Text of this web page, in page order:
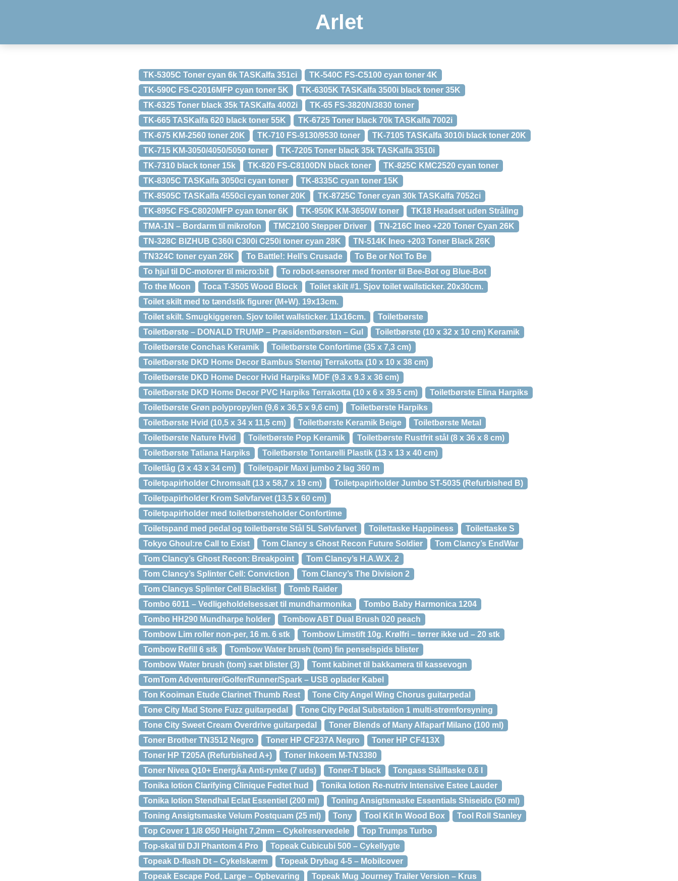
Arlet
TK-5305C Toner cyan 6k TASKalfa 351ci
TK-540C FS-C5100 cyan toner 4K
TK-590C FS-C2016MFP cyan toner 5K
TK-6305K TASKalfa 3500i black toner 35K
TK-6325 Toner black 35k TASKalfa 4002i
TK-65 FS-3820N/3830 toner
TK-665 TASKalfa 620 black toner 55K
TK-6725 Toner black 70k TASKalfa 7002i
TK-675 KM-2560 toner 20K
TK-710 FS-9130/9530 toner
TK-7105 TASKalfa 3010i black toner 20K
TK-715 KM-3050/4050/5050 toner
TK-7205 Toner black 35k TASKalfa 3510i
TK-7310 black toner 15k
TK-820 FS-C8100DN black toner
TK-825C KMC2520 cyan toner
TK-8305C TASKalfa 3050ci cyan toner
TK-8335C cyan toner 15K
TK-8505C TASKalfa 4550ci cyan toner 20K
TK-8725C Toner cyan 30k TASKalfa 7052ci
TK-895C FS-C8020MFP cyan toner 6K
TK-950K KM-3650W toner
TK18 Headset uden Stråling
TMA-1N – Bordarm til mikrofon
TMC2100 Stepper Driver
TN-216C Ineo +220 Toner Cyan 26K
TN-328C BIZHUB C360i C300i C250i toner cyan 28K
TN-514K Ineo +203 Toner Black 26K
TN324C toner cyan 26K
To Battle!: Hell’s Crusade
To Be or Not To Be
To hjul til DC-motorer til micro:bit
To robot-sensorer med fronter til Bee-Bot og Blue-Bot
To the Moon
Toca T-3505 Wood Block
Toilet skilt #1. Sjov toilet wallsticker. 20x30cm.
Toilet skilt med to tændstik figurer (M+W). 19x13cm.
Toilet skilt. Smugkiggeren. Sjov toilet wallsticker. 11x16cm.
Toiletbørste
Toiletbørste – DONALD TRUMP – Præsidentbørsten – Gul
Toiletbørste (10 x 32 x 10 cm) Keramik
Toiletbørste Conchas Keramik
Toiletbørste Confortime (35 x 7,3 cm)
Toiletbørste DKD Home Decor Bambus Stentøj Terrakotta (10 x 10 x 38 cm)
Toiletbørste DKD Home Decor Hvid Harpiks MDF (9.3 x 9.3 x 36 cm)
Toiletbørste DKD Home Decor PVC Harpiks Terrakotta (10 x 6 x 39.5 cm)
Toiletbørste Elina Harpiks
Toiletbørste Grøn polypropylen (9,6 x 36,5 x 9,6 cm)
Toiletbørste Harpiks
Toiletbørste Hvid (10,5 x 34 x 11,5 cm)
Toiletbørste Keramik Beige
Toiletbørste Metal
Toiletbørste Nature Hvid
Toiletbørste Pop Keramik
Toiletbørste Rustfrit stål (8 x 36 x 8 cm)
Toiletbørste Tatiana Harpiks
Toiletbørste Tontarelli Plastik (13 x 13 x 40 cm)
Toiletlåg (3 x 43 x 34 cm)
Toiletpapir Maxi jumbo 2 lag 360 m
Toiletpapirholder Chromsalt (13 x 58,7 x 19 cm)
Toiletpapirholder Jumbo ST-5035 (Refurbished B)
Toiletpapirholder Krom Sølvfarvet (13,5 x 60 cm)
Toiletpapirholder med toiletbørsteholder Confortime
Toiletspand med pedal og toiletbørste Stål 5L Sølvfarvet
Toilettaske Happiness
Toilettaske S
Tokyo Ghoul:re Call to Exist
Tom Clancy s Ghost Recon Future Soldier
Tom Clancy’s EndWar
Tom Clancy’s Ghost Recon: Breakpoint
Tom Clancy’s H.A.W.X. 2
Tom Clancy’s Splinter Cell: Conviction
Tom Clancy’s The Division 2
Tom Clancys Splinter Cell Blacklist
Tomb Raider
Tombo 6011 – Vedligeholdelsessæt til mundharmonika
Tombo Baby Harmonica 1204
Tombo HH290 Mundharpe holder
Tombow ABT Dual Brush 020 peach
Tombow Lim roller non-per, 16 m. 6 stk
Tombow Limstift 10g. Krølfri – tørrer ikke ud – 20 stk
Tombow Refill 6 stk
Tombow Water brush (tom) fin penselspids blister
Tombow Water brush (tom) sæt blister (3)
Tomt kabinet til bakkamera til kassevogn
TomTom Adventurer/Golfer/Runner/Spark – USB oplader Kabel
Ton Kooiman Etude Clarinet Thumb Rest
Tone City Angel Wing Chorus guitarpedal
Tone City Mad Stone Fuzz guitarpedal
Tone City Pedal Substation 1 multi-strømforsyning
Tone City Sweet Cream Overdrive guitarpedal
Toner Blends of Many Alfaparf Milano (100 ml)
Toner Brother TN3512 Negro
Toner HP CF237A Negro
Toner HP CF413X
Toner HP T205A (Refurbished A+)
Toner Inkoem M-TN3380
Toner Nivea Q10+ EnergÃ­a Anti-rynke (7 uds)
Toner-T black
Tongass Stålflaske 0.6 l
Tonika lotion Clarifying Clinique Fedtet hud
Tonika lotion Re-nutriv Intensive Estee Lauder
Tonika lotion Stendhal Eclat Essentiel (200 ml)
Toning Ansigtsmaske Essentials Shiseido (50 ml)
Toning Ansigtsmaske Velum Postquam (25 ml)
Tony Tool Kit In Wood Box
Tool Roll Stanley
Top Cover 1 1/8 Ø50 Height 7,2mm – Cykelreservedele
Top Trumps Turbo
Top-skal til DJI Phantom 4 Pro
Topeak Cubicubi 500 – Cykellygte
Topeak D-flash Dt – Cykelskærm
Topeak Drybag 4-5 – Mobilcover
Topeak Escape Pod, Large – Opbevaring
Topeak Mug Journey Trailer Version – Krus